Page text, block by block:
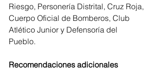
Riesgo, Personería Distrital, Cruz Roja,
Cuerpo Oficial de Bomberos, Club
Atlético Junior y Defensoría del
Pueblo.
Recomendaciones adicionales